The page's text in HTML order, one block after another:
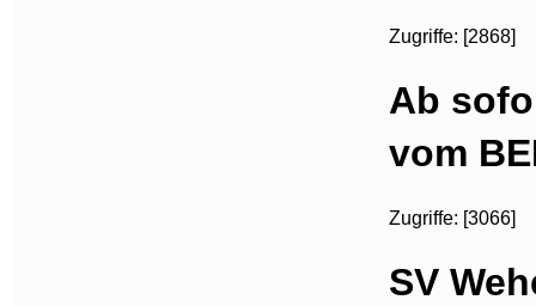
Zugriffe: [2868]
Ab
vom
Zugriffe: [3066]
SV